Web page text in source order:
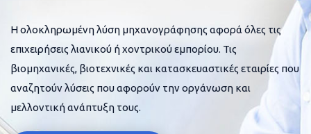
Η ολοκληρωμένη λύση μηχανογράφησης αφορά όλες τις
επιχειρήσεις λιανικού ή χοντρικού εμπορίου. Τις
βιομηχανικές, βιοτεχνικές και κατασκευαστικές εταιρίες που
αναζητούν λύσεις που αφορούν την οργάνωση και
μελλοντική ανάπτυξη τους.